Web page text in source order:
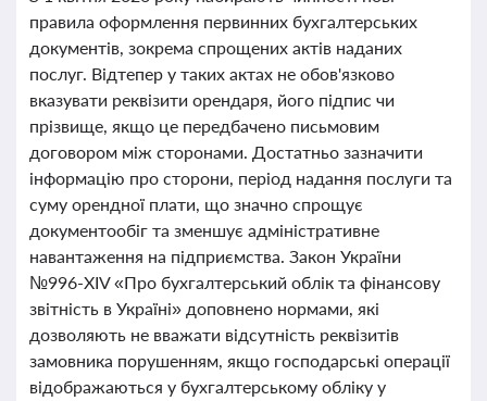
правила оформлення первинних бухгалтерських
документів, зокрема спрощених актів наданих
послуг. Відтепер у таких актах не обов'язково
вказувати реквізити орендаря, його підпис чи
прізвище, якщо це передбачено письмовим
договором між сторонами. Достатньо зазначити
інформацію про сторони, період надання послуги та
суму орендної плати, що значно спрощує
документообіг та зменшує адміністративне
навантаження на підприємства. Закон України
№996-XIV «Про бухгалтерський облік та фінансову
звітність в Україні» доповнено нормами, які
дозволяють не вважати відсутність реквізитів
замовника порушенням, якщо господарські операції
відображаються у бухгалтерському обліку у